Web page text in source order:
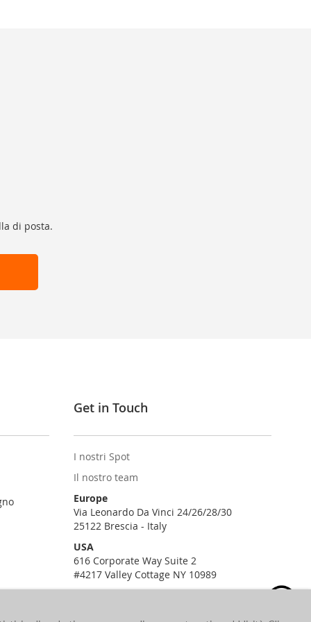
di posta.
Get in Touch
I nostri Spot
Il nostro team
Europe
Via Leonardo Da Vinci 24/26/28/30
25122 Brescia - Italy
USA
616 Corporate Way Suite 2
#4217 Valley Cottage NY 10989